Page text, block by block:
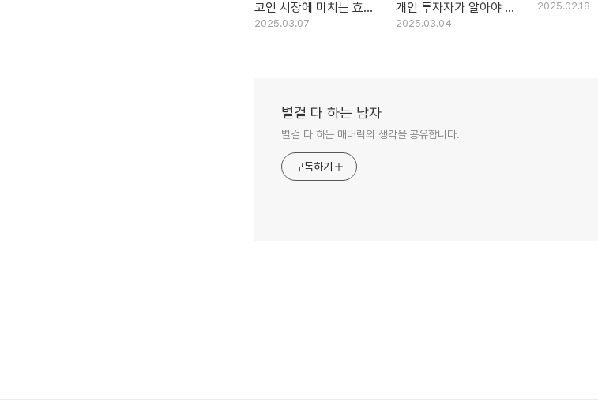
코인 시장에 미치는 효과
분석: 시바이누 코인 중심
2025.03.07
개인 투자자가 알아야 할
점
2025.03.04
2025.02.18
별걸 다 하는 남자
별걸 다 하는 매버릭의 생각을 공유합니다.
구독하기